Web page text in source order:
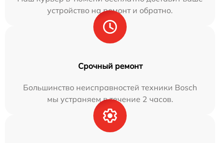
устройство на ремонт и обратно.
Срочный ремонт
Большинство неисправностей техники Bosch
мы устраняем в течение 2 часов.